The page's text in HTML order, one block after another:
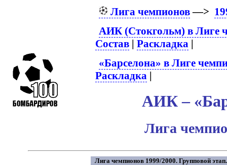
Лига чемпионов—>
АИК (Стокгольм) в Лиге
Состав |Раскладка |
«Барселона» в Лиге
Раскладка |
АИК –
Лига
Лига чемпионов 1999/2000. Групповой